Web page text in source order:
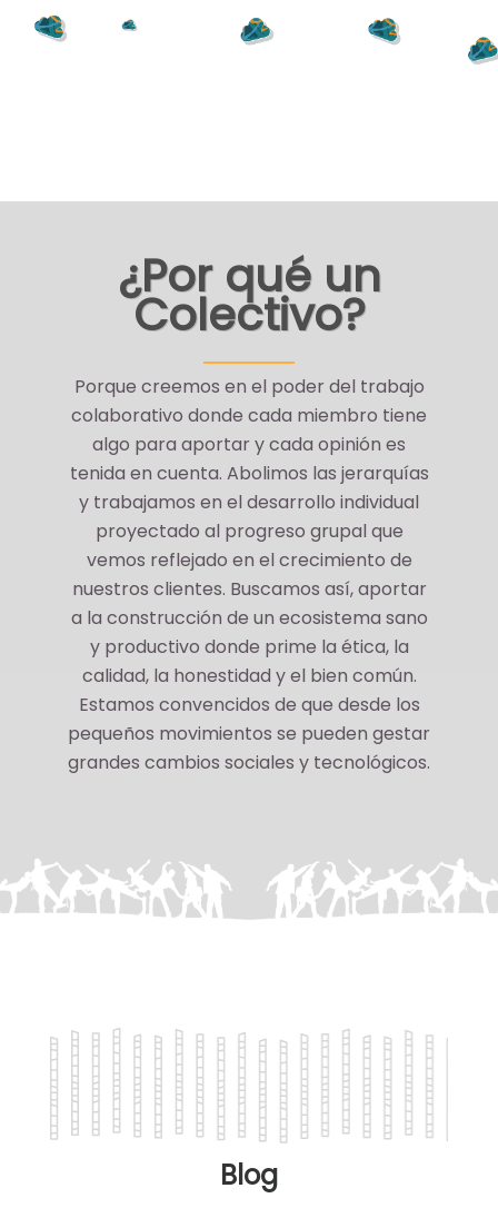
¿Por qué un
Colectivo?
Porque creemos en el poder del trabajo
colaborativo donde cada miembro tiene
algo para aportar y cada opinión es
tenida en cuenta. Abolimos las jerarquías
y trabajamos en el desarrollo individual
proyectado al progreso grupal que
vemos reflejado en el crecimiento de
nuestros clientes. Buscamos así, aportar
a la construcción de un ecosistema sano
y productivo donde prime la ética, la
calidad, la honestidad y el bien común.
Estamos convencidos de que desde los
pequeños movimientos se pueden gestar
grandes cambios sociales y tecnológicos.
Blog